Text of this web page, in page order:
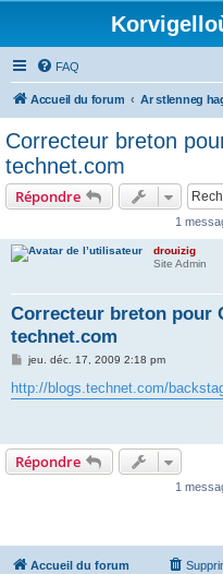
FAQ
Accueil du forum
Correcteur breton
technet.com
Répondre
1
drouizig
Site Admin
Correcteur breton pour
technet.com
M
s
s
jeu. déc. 17, 2009 2:18 pm
http://blogs.technet.com/
Répondre
1
Accueil du forum